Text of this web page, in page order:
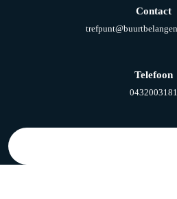
Contact
Telefoon
0432003181